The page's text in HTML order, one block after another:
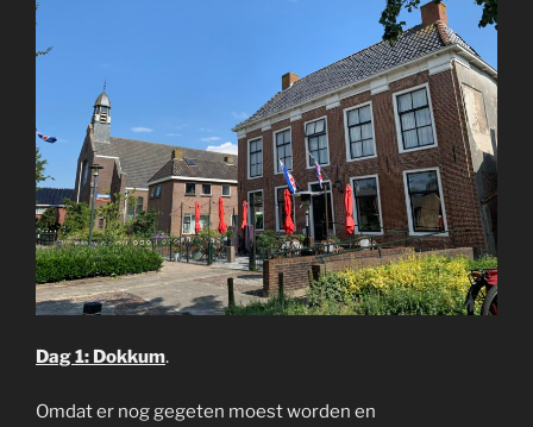
Dag 1: Dokkum.
Omdat er nog gegeten moest worden en